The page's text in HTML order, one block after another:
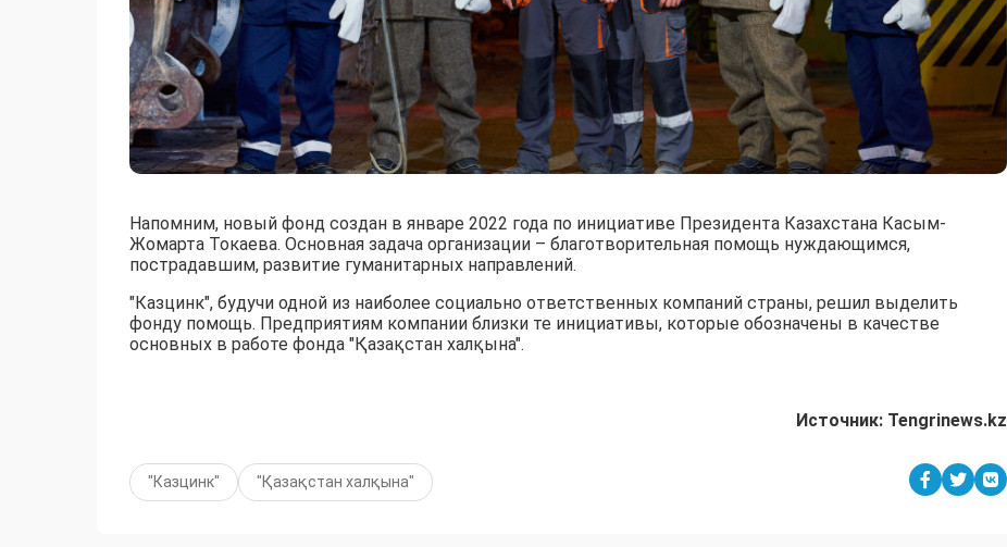
Напомним, новый фонд создан в январе 2022 года по инициативе Президента Казахстана Касым-
Жомарта Токаева. Основная задача организации – благотворительная помощь нуждающимся,
пострадавшим, развитие гуманитарных направлений.
"Казцинк", будучи одной из наиболее социально ответственных компаний страны, решил выделить
фонду помощь. Предприятиям компании близки те инициативы, которые обозначены в качестве
основных в работе фонда "Қазақстан халқына".
Источник: Tengrinews.kz
"Казцинк" "Қазақстан халқына"